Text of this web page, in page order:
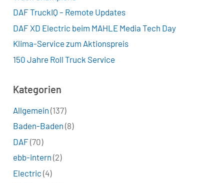
DAF TruckIQ – Remote Updates
DAF XD Electric beim MAHLE Media Tech Day
Klima-Service zum Aktionspreis
150 Jahre Roll Truck Service
Kategorien
Allgemein (137)
Baden-Baden (8)
DAF(70)
ebb-intern (2)
Electric (4)